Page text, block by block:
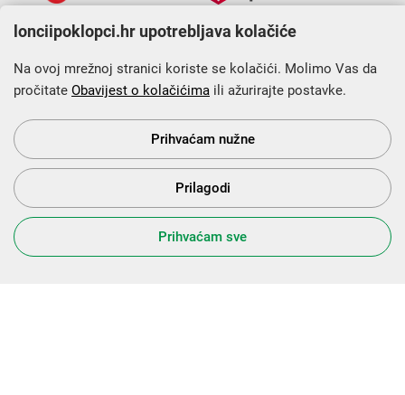
Krajnji primatelj financijskog instrumenta sufinanciranog iz
Europskog fonda za regionalni razvoj u sklopu Operativnog
programa „Konkurentnost i kohezija”.
s Vama od 2014. godine!
lonciipoklopci.hr upotrebljava kolačiće
Na ovoj mrežnoj stranici koriste se kolačići. Molimo Vas da
pročitate Obavijest o kolačićima ili ažurirajte postavke.
Prihvaćam nužne
Prilagodi
Prihvaćam sve